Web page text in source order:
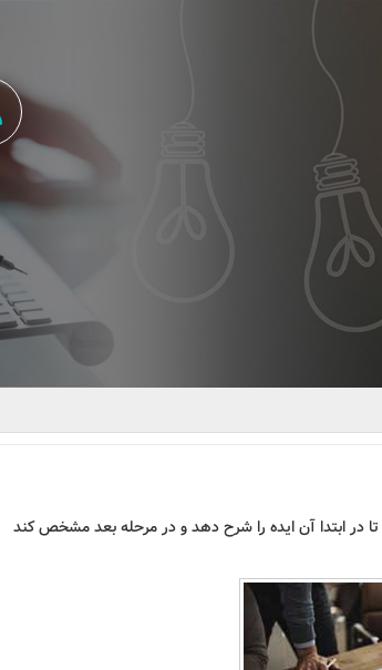
در ابتدا آن ایده را شرح دهد و در مرحله بعد مشخص کند